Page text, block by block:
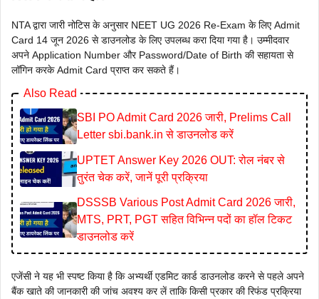
NTA द्वारा जारी नोटिस के अनुसार NEET UG 2026 Re-Exam के लिए Admit
Card 14 जून 2026 से डाउनलोड के लिए उपलब्ध करा दिया गया है। उम्मीदवार
अपने Application Number और Password/Date of Birth की सहायता से
लॉगिन करके Admit Card प्राप्त कर सकते हैं।
Also Read
SBI PO Admit Card 2026 जारी, Prelims Call
Letter sbi.bank.in से डाउनलोड करें
UPTET Answer Key 2026 OUT: रोल नंबर से
तुरंत चेक करें, जानें पूरी प्रक्रिया
DSSSB Various Post Admit Card 2026 जारी,
MTS, PRT, PGT सहित विभिन्न पदों का हॉल टिकट
डाउनलोड करें
एजेंसी ने यह भी स्पष्ट किया है कि अभ्यर्थी एडमिट कार्ड डाउनलोड करने से पहले अपने
बैंक खाते की जानकारी की जांच अवश्य कर लें ताकि किसी प्रकार की रिफंड प्रक्रिया